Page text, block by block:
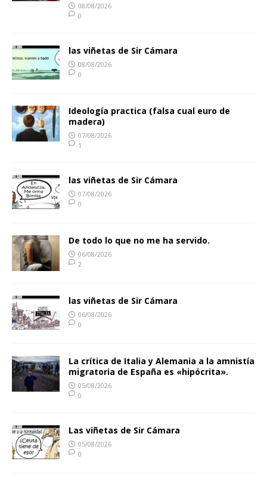
08/08/2026
0
las viñetas de Sir Cámara
08/08/2026
0
Ideología practica (falsa cual euro de
madera)
07/08/2026
1
las viñetas de Sir Cámara
07/08/2026
0
De todo lo que no me ha servido.
06/08/2026
2
las viñetas de Sir Cámara
06/08/2026
0
La crítica de Italia y Alemania a la amnistía
migratoria de España es «hipócrita».
05/08/2026
0
Las viñetas de Sir Cámara
05/08/2026
0